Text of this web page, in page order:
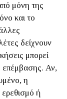
μόνη της
και το
δείχνουν
μπορεί
επέμβασης. Αν,
η
ή